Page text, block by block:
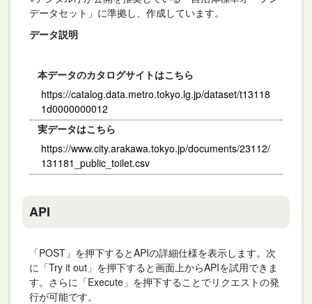
データセット」に準拠し、作成しています。
データ説明
本データのカタログサイトはこちら
https://catalog.data.metro.tokyo.lg.jp/dataset/t13118
1d0000000012
実データはこちら
https://www.city.arakawa.tokyo.jp/documents/23112/
131181_public_toilet.csv
API
「POST」を押下するとAPIの詳細仕様を表示します。次
に「Try it out」を押下すると画面上からAPIを試用できま
す。さらに「Execute」を押下することでリクエストの発
行が可能です。